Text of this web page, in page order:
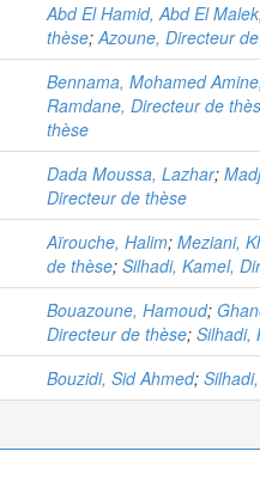
Abd El Hamid, Abd El Malek
thèse;Azoune, Directeur
Bennama, Mohamed Amine
Ramdane, Directeur de
thèse
Dada Moussa, Lazhar;
Directeur de thèse
Aïrouche, Halim; Meziani,
de thèse; Silhadi, Kamel,
Bouazoune, Hamoud;
Directeur de thèse; Silhadi,
Bouzidi, Sid Ahmed;